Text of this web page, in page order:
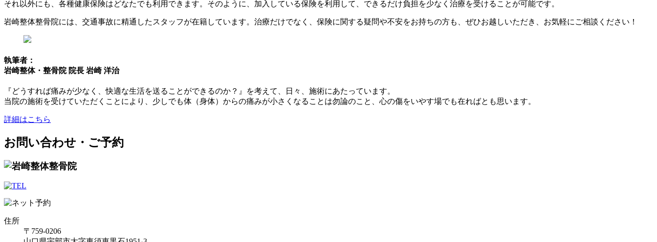
それ以外にも、各種健康保険はどなたでも利用できます。そのように、加入している保険を利用して、できるだけ負担を少なく治療を受けることが可能です。
岩崎整体整骨院には、交通事故に精通したスタッフが在籍しています。治療だけでなく、保険に関する疑問や不安をお持ちの方も、ぜひお越しいただき、お気軽にご相談ください！
執筆者：
岩崎整体・整骨院 院長 岩崎 洋治
『どうすれば痛みが少なく、快適な生活を送ることができるのか？』を考えて、日々、施術にあたっています。
当院の施術を受けていただくことにより、少しでも体（身体）からの痛みが小さくなることは勿論のこと、心の傷をいやす場でも在ればとも思います。
詳細はこちら
お問い合わせ・ご予約
住所
〒759-0206